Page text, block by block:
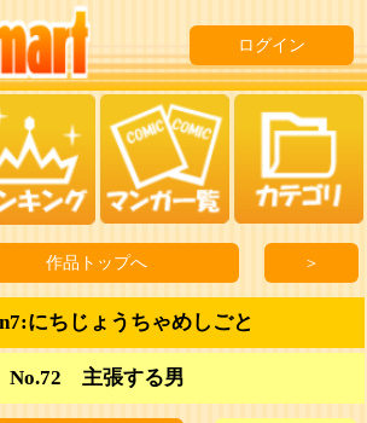
ログイン
作品トップへ ＞
にちじょうちゃめしごと
No.72 主張する男